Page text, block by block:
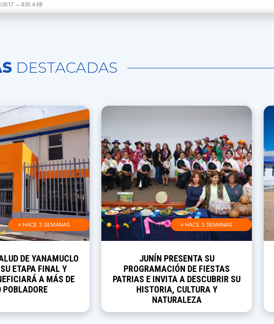
2017 — 830.4 KB
DESTACADAS
≡ HACE 3 SEMANAS
DE YANAMUCLO
ETAPA FINAL Y
A MÁS DE
≡ HACE 3 SEMANAS
JUNÍN PRESENTA SU
PROGRAMACIÓN DE FIESTAS
PATRIAS E INVITA A DESCUBRIR SU
HISTORIA, CULTURA Y
NATURALEZA